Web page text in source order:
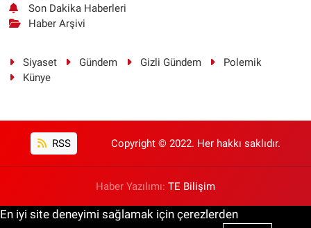
Son Dakika Haberleri
Haber Arşivi
Siyaset Gündem Gizli Gündem
Polemik
Künye
RSS Copyright © 2022. Her hakkı saklıdır.
Haber Yazılımı: TE Bilişim
En iyi site deneyimi sağlamak için çerezlerden